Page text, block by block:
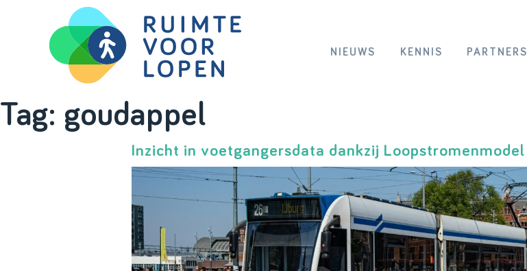
Skip
to
NIEUWS KENNIS PARTNERS
Tag: goudappel
Inzicht in voetgangersdata dankzij Loopstromenmodel